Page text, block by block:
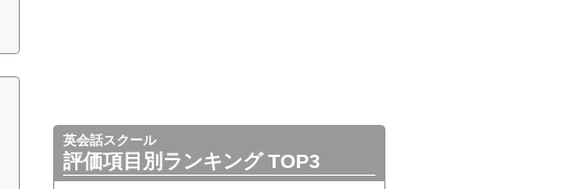
英会話スクール
評価項目別ランキング TOP3